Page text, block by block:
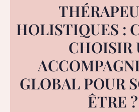
HOLISTIQUES :
CHOISIR
GLOBAL POUR
ÊTRE ?